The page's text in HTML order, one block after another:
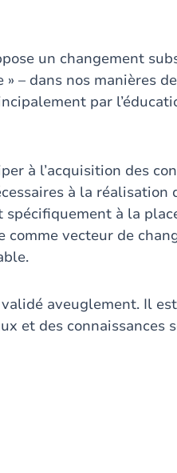
un changement
– dans nos manières
par
à l’acquisition des
à la réalisation
à la
vecteur de
aveuglement. Il
et des connaissances